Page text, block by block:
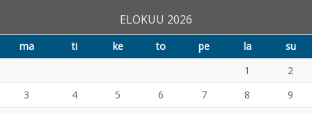
ELOKUU 2026
ma ti ke to pe la
su
1
2
3
4 5 6 7 8
9